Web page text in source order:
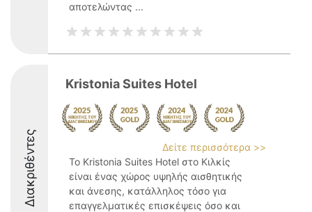
αποτελώντας ...
Διακριθέντες
Kristonia Suites Hotel
Δείτε περισσότερα >>
Το Kristonia Suites Hotel στο Κιλκίς
είναι ένας χώρος υψηλής αισθητικής
και άνεσης, κατάλληλος τόσο για
επαγγελματικές επισκέψεις όσο και